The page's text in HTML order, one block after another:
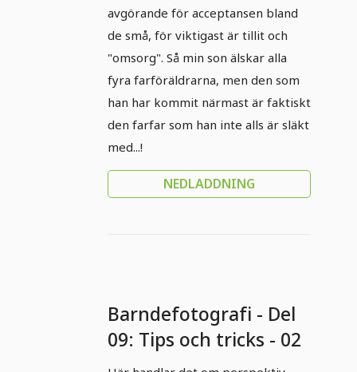
avgörande för acceptansen bland
de små, för viktigast är tillit och
"omsorg". Så min son älskar alla
fyra farföräldrarna, men den som
han har kommit närmast är faktiskt
den farfar som han inte alls är släkt
med...!
NEDLADDNING
Barndefotografi - Del
09: Tips och tricks - 02